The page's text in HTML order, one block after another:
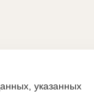
указанных